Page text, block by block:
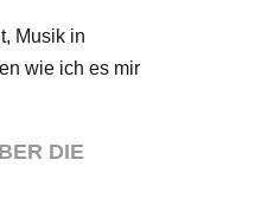
Musik in
wie ich es mir
DIE